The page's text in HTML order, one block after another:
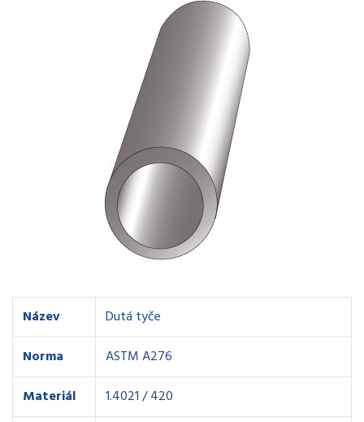
Název
Dutá tyče
Norma
ASTM A276
Materiál
1.4021 / 420